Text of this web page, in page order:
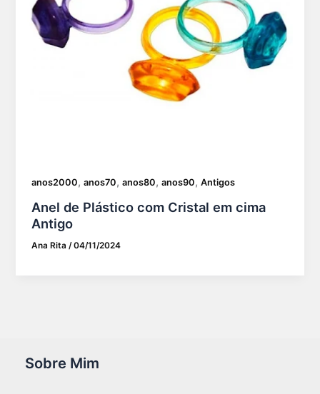
anos2000,anos70,anos80,anos90,Antigos
Anel de Plástico com Cristal em cima
Antigo
Ana Rita /04/11/2024
Sobre Mim